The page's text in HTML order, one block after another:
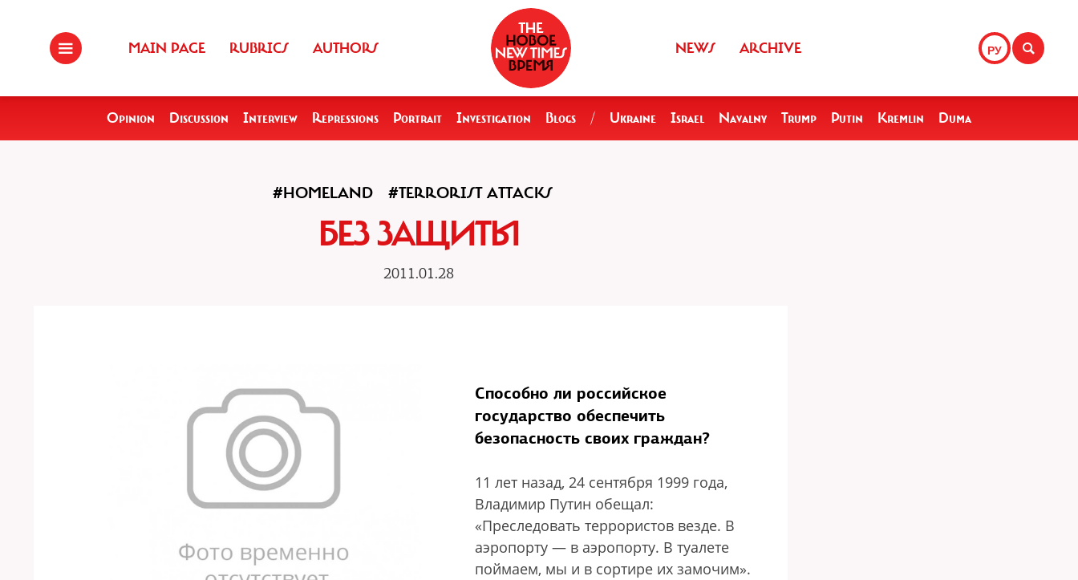
MAIN PAGE RUBRICS AUTHORS РУ
NEWS ARCHIVE
Opinion Discussion Interview Repressions Portrait Investigation Blogs / Ukraine Israel Navalny Trump Putin Kremlin Duma
#HOMELAND #TERRORIST ATTACKS
БЕЗ ЗАЩИТЫ
2011.01.28
Способно ли российское
государство обеспечить
безопасность своих граждан?
11 лет назад, 24 сентября 1999 года,
Владимир Путин обещал:
«Преследовать террористов везде. В
аэропорту — в аэропорту. В туалете
поймаем, мы и в сортире их замочим».